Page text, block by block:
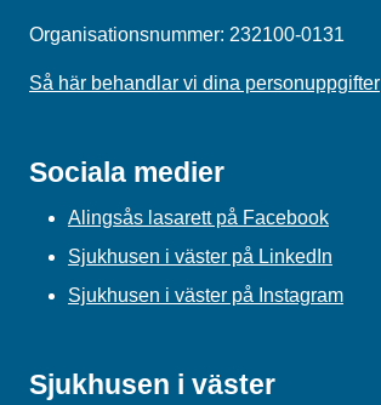
Organisationsnummer: 232100-0131
Så här behandlar vi dina personuppgifter
Sociala medier
Alingsås lasarett på Facebook
Sjukhusen i väster på LinkedIn
Sjukhusen i väster på Instagram
Sjukhusen i väster